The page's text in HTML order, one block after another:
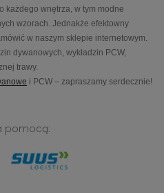
każdego wnętrza, w tym modne
wzorach. Jednakże efektowny
w naszym sklepie internetowym.
dywanowych, wykładzin PCW,
trawy.
i PCW – zapraszamy serdecznie!
pomocą: